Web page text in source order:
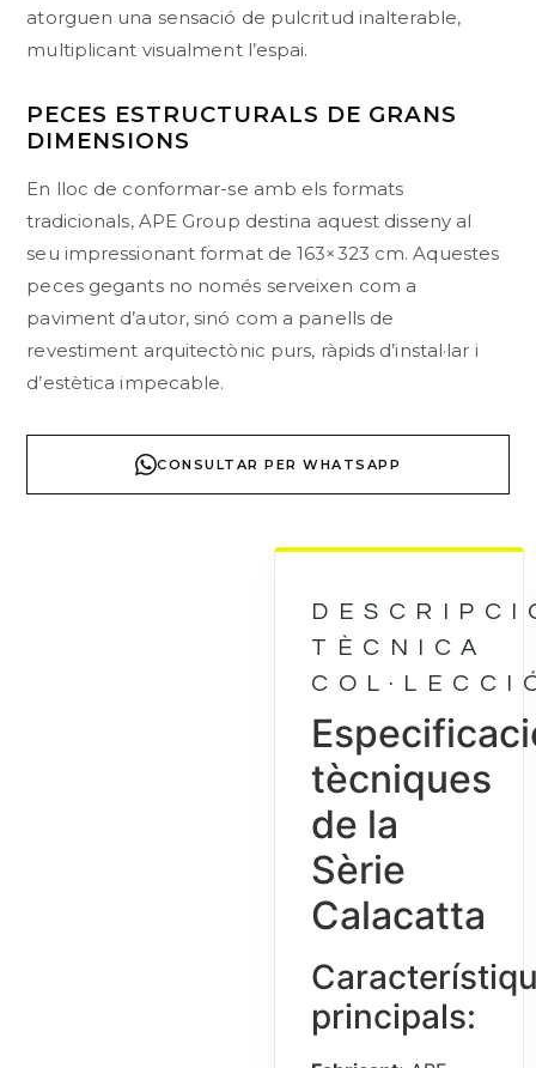
atorguen una sensació de pulcritud inalterable,
multiplicant visualment l’espai.
PECES ESTRUCTURALS DE GRANS
DIMENSIONS
En lloc de conformar-se amb els formats
tradicionals, APE Group destina aquest disseny al
seu impressionant format de 163×323 cm. Aquestes
peces gegants no només serveixen com a
paviment d’autor, sinó com a panells de
revestiment arquitectònic purs, ràpids d’instal·lar i
d’estètica impecable.
CONSULTAR PER WHATSAPP
TÈCNICA
tècniques
de la
Sèrie
Calacatta
principals: